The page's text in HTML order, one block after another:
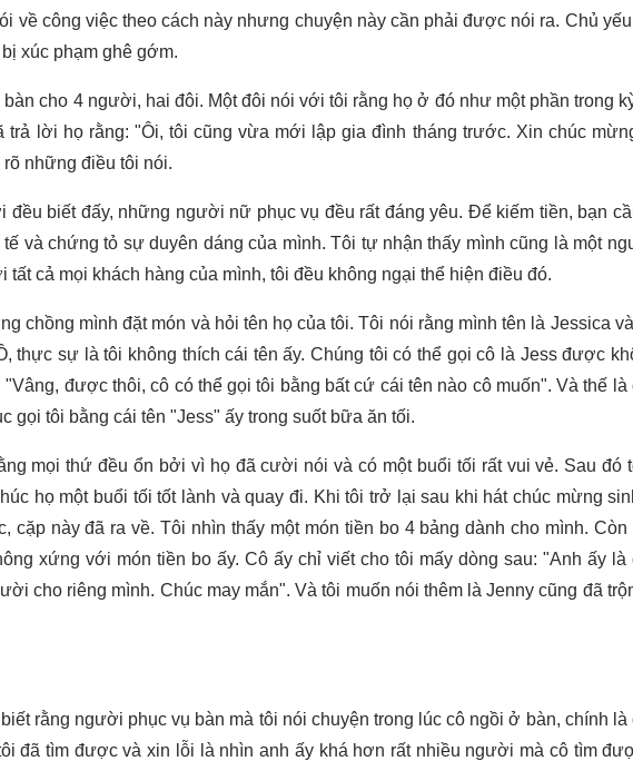
về công việc theo cách này nhưng chuyện này cần phải được nói ra. Chủ
xúc phạm ghê gớm.
bàn cho 4 người, hai đôi. Một đôi nói với tôi rằng họ ở đó như một phần trong
trả lời họ rằng: "Ôi, tôi cũng vừa mới lập gia đình tháng trước. Xin chúc
những điều tôi nói.
đều biết đấy, những người nữ phục vụ đều rất đáng yêu. Để kiếm tiền, bạn
và chứng tỏ sự duyên dáng của mình. Tôi tự nhận thấy mình cũng là một
tất cả mọi khách hàng của mình, tôi đều không ngại thể hiện điều đó.
chồng mình đặt món và hỏi tên họ của tôi. Tôi nói rằng mình tên là Jessica
thực sự là tôi không thích cái tên ấy. Chúng tôi có thể gọi cô là Jess được
được thôi, cô có thể gọi tôi bằng bất cứ cái tên nào cô muốn". Và thế là
gọi tôi bằng cái tên "Jess" ấy trong suốt bữa ăn tối.
mọi thứ đều ổn bởi vì họ đã cười nói và có một buổi tối rất vui vẻ. Sau đó
họ một buổi tối tốt lành và quay đi. Khi tôi trở lại sau khi hát chúc mừng
cặp này đã ra về. Tôi nhìn thấy một món tiền bo 4 bảng dành cho mình. Còn
xứng với món tiền bo ấy. Cô ấy chỉ viết cho tôi mấy dòng sau: "Anh ấy là
cho riêng mình. Chúc may mắn". Và tôi muốn nói thêm là Jenny cũng đã
rằng người phục vụ bàn mà tôi nói chuyện trong lúc cô ngồi ở bàn, chính là
đã tìm được và xin lỗi là nhìn anh ấy khá hơn rất nhiều người mà cô tìm